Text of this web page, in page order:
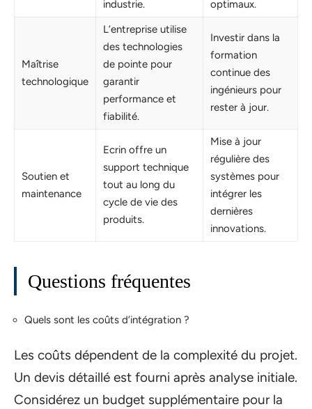
industrie.
optimaux.
Maîtrise
technologique
L’entreprise utilise
des technologies
de pointe pour
garantir
performance et
fiabilité.
Investir dans la
formation
continue des
ingénieurs pour
rester à jour.
Soutien et
maintenance
Ecrin offre un
support technique
tout au long du
cycle de vie des
produits.
Mise à jour
régulière des
systèmes pour
intégrer les
dernières
innovations.
Questions fréquentes
Quels sont les coûts d’intégration ?
Les coûts dépendent de la complexité du projet.
Un devis détaillé est fourni après analyse initiale.
Considérez un budget supplémentaire pour la